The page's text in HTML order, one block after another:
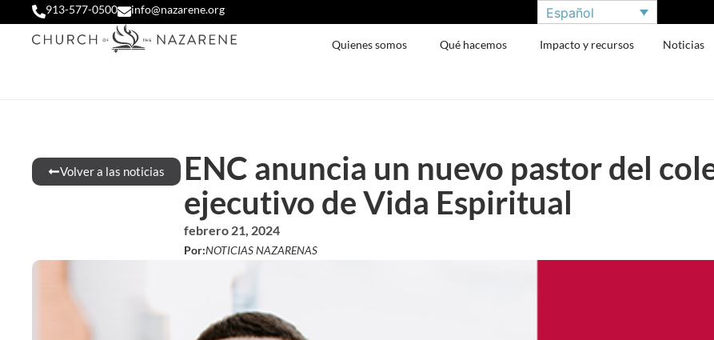
913-577-0500 info@nazarene.org Español
Quienes somos Qué hacemos Impacto y recursos Noticias
Volver a las noticias
ENC anuncia un nuevo pastor del
ejecutivo de Vida Espiritual
febrero 21, 2024
Por:NOTICIAS NAZARENAS